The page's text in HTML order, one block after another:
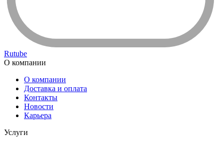
Rutube
О компании
О компании
Доставка и оплата
Контакты
Новости
Карьера
Услуги